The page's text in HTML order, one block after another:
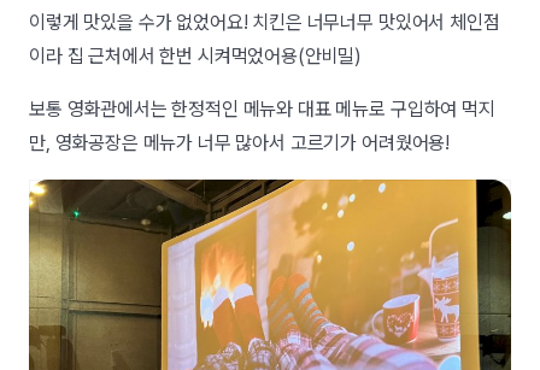
이렇게 맛있을 수가 없었어요! 치킨은 너무너무 맛있어서 체인점
이라 집 근처에서 한번 시켜먹었어용(안비밀)
보통 영화관에서는 한정적인 메뉴와 대표 메뉴로 구입하여 먹지
만, 영화공장은 메뉴가 너무 많아서 고르기가 어려웠어용!